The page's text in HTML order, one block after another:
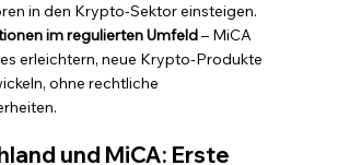
in den Krypto-Sektor einsteigen.
im regulierten Umfeld – MiCA
erleichtern, neue Krypto-Produkte
ohne rechtliche
und MiCA: Erste